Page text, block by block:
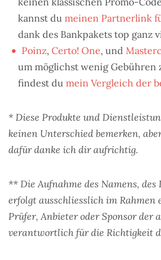
kannst du meinen Partnerlink
dank des Bankpakets top ganz
Poinz, Certo! One, und
um möglichst wenig Gebühren
findest du mein Vergleich der
* Diese Produkte und
keinen Unterschied bemerken,
dafür danke ich dir aufrichtig.
** Die Aufnahme des Namens,
erfolgt ausschliesslich im
Prüfer, Anbieter oder Sponsor
verantwortlich für die Richtigkeit